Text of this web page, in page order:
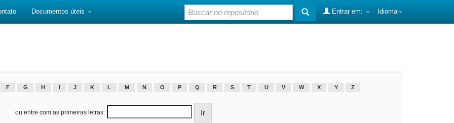
Documentos úteis Idioma
Entrar em:
F G H J K L M N O P Q R S T U V W X Y Z
ou entre com as primeiras letras: